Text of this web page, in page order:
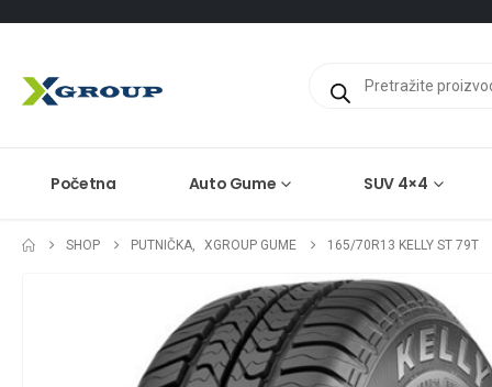
search
Početna Auto Gume SUV 4×4
SHOP PUTNIČKA, XGROUP GUME 165/70R13 KELLY ST 79T